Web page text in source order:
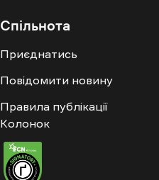
Спільнота
Приєднатись
Повідомити новину
Правила публікації
Колонок